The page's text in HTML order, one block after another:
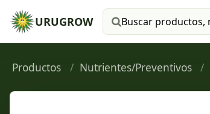
URUGROW Buscar productos
Productos Nutrientes/Preventivos